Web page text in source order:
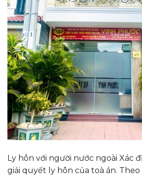
Ly hôn với người nước ngoài Xác
giải quyết ly hôn của toà án. Theo